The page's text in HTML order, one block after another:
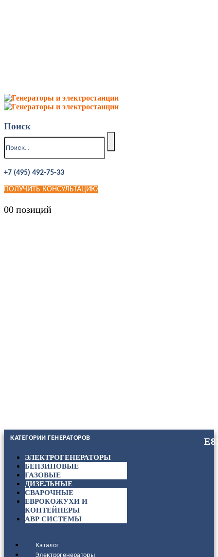
Поиск
+7 (495) 492-75-33
ПОЛУЧИТЬ КОНСУЛЬТАЦИЮ
00 позиций
КАТЕГОРИИ ГЕНЕРАТОРОВ
ЭЛЕКТРОГЕНЕРАТОРЫ
БЕНЗИНОВЫЕ
ГАЗОВЫЕ
ДИЗЕЛЬНЫЕ
СВАРОЧНЫЕ
ЕВРОКОЖУХИ И
КОНТЕЙНЕРЫ
АВР СИСТЕМЫ
Каталог
Электрогенераторы